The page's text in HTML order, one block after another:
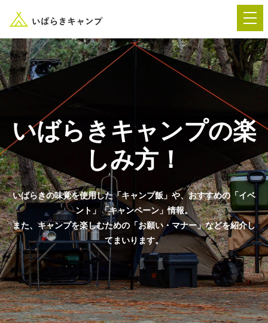
いばらきキャンプの楽
しみ方！
いばらきの味覚を使用した「キャンプ飯」や、おすすめの「イベ
ント」「キャンペーン」情報。
また、キャンプを楽しむための「お願い・マナー」などを紹介し
てまいります。
イベント-トップ
“いばらき”のキャンプ場を探す
楽しみ方 新着情報
イベント情報 春夏キャンプ
秋冬キャンプ 山間キャンプ
海辺キャンプ 川辺キャンプ